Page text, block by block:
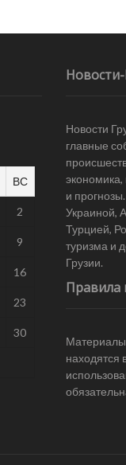
ВС
2
9
16
23
30
Новости
главные
экономика,
и
Украиной,
Турцией,
туризма и
Грузии.
Правила
Материалы
находятся